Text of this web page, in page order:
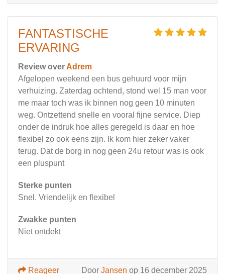
FANTASTISCHE
ERVARING
Review over Adrem
Afgelopen weekend een bus gehuurd voor mijn
verhuizing. Zaterdag ochtend, stond wel 15 man voor
me maar toch was ik binnen nog geen 10 minuten
weg. Ontzettend snelle en vooral fijne service. Diep
onder de indruk hoe alles geregeld is daar en hoe
flexibel zo ook eens zijn. Ik kom hier zeker vaker
terug. Dat de borg in nog geen 24u retour was is ook
een pluspunt
Sterke punten
Snel. Vriendelijk en flexibel
Zwakke punten
Niet ontdekt
Door Jansen op 16 december 2025
Reageer